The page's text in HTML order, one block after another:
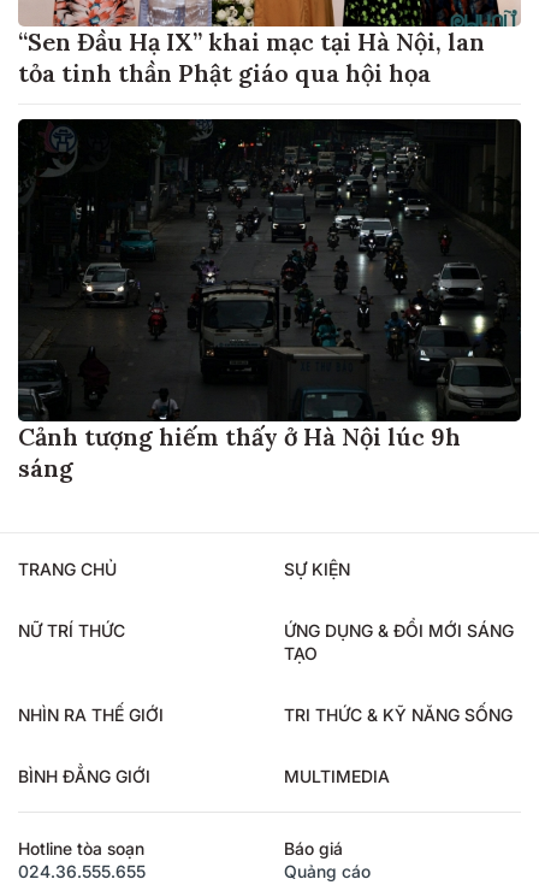
“Sen Đầu Hạ IX” khai mạc tại Hà Nội, lan
tỏa tinh thần Phật giáo qua hội họa
Cảnh tượng hiếm thấy ở Hà Nội lúc 9h
sáng
TRANG CHỦ SỰ KIỆN
NỮ TRÍ THỨC
ỨNG DỤNG & ĐỔI MỚI SÁNG
TẠO
NHÌN RA THẾ GIỚI TRI THỨC & KỸ NĂNG SỐNG
BÌNH ĐẲNG GIỚI MULTIMEDIA
Hotline tòa soạn
024.36.555.655
Báo giá
Quảng cáo